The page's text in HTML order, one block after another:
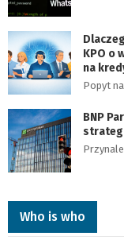
KPO o
na
Popyt
BNP
Who is who